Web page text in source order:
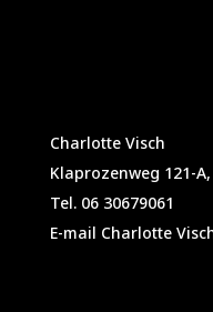
Charlotte Visch
Klaprozenweg 121-
Tel. 06 30679061
E-mail Charlotte